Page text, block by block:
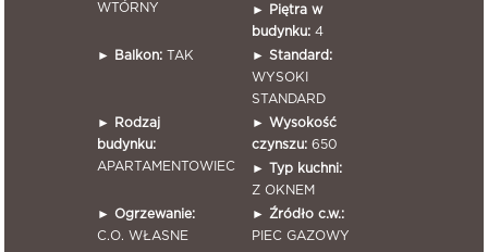
WTÓRNY
►
Piętra w
budynku: 4
►
Balkon: TAK ► Standard:
WYSOKI
STANDARD
►
Rodzaj
budynku:
APARTAMENTOWIEC
► Wysokość
czynszu: 650
► Typ kuchni:
Z OKNEM
► Ogrzewanie:
C.O. WŁASNE
► Źródło c.w.:
PIEC GAZOWY